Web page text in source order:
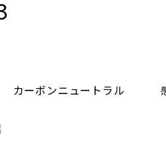
カーボンニュートラル